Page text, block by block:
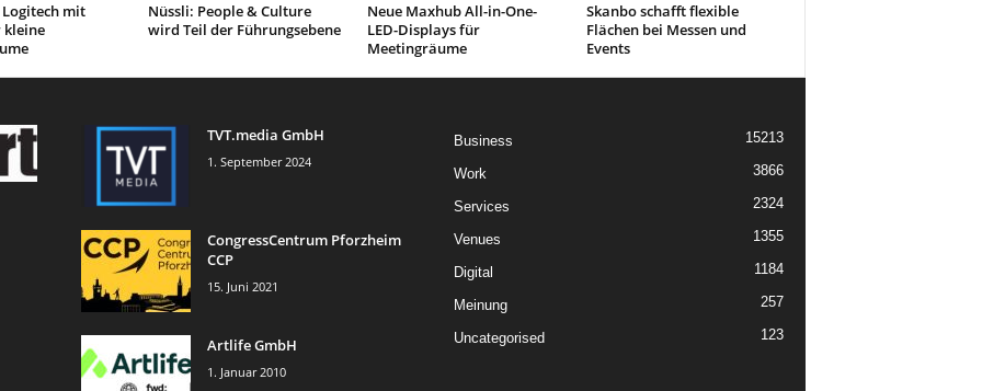
mit
kleine
Nüssli: People & Culture
wird Teil der Führungsebene
Neue Maxhub All-in-One-
LED-Displays für
Meetingräume
Skanbo schafft flexible
Flächen bei Messen und
Events
TVT.media GmbH
1. September 2024
CongressCentrum Pforzheim
CCP
15. Juni 2021
Artlife GmbH
1. Januar 2010
Business 15213
Work 3866
Services 2324
Venues 1355
Digital 1184
Meinung 257
Uncategorised 123